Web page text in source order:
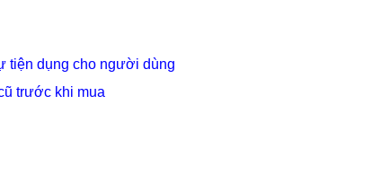
tiện dụng cho người dùng
trước khi mua